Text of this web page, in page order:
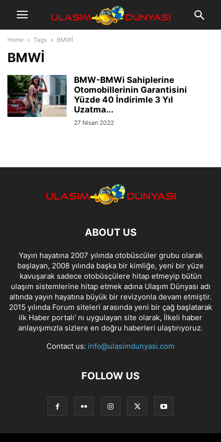
Home Tags BMWİ
BMWİ
BMW-BMWi Sahiplerine
Otomobillerinin Garantisini
Yüzde 40 İndirimle 3 Yıl
Uzatma...
27 Nisan 2022
ABOUT US
Yayın hayatına 2007 yılında otobüscüler grubu olarak
başlayan, 2008 yılında başka bir kimliğe, yeni bir yüze
kavuşarak sadece otobüsçülere hitap etmeyip bütün
ulaşım sistemlerine hitap etmek adına Ulaşım Dünyası adı
altında yayın hayatına büyük bir revizyonla devam etmiştir.
2015 yılında Forum siteleri arasında yeni bir çağ başlatarak
ilk Haber portalı' nı uygulayan site olarak, İlkeli haber
anlayışımızla sizlere en doğru haberleri ulaştırıyoruz.
Contact us: info@ulasimdunyasi.com
FOLLOW US